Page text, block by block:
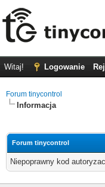
Witaj! Logowanie
Forum tinycontrol
Informacja
Forum tinycontrol
Niepoprawny kod